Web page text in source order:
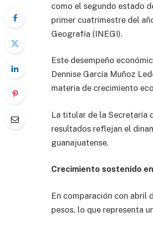
como el segundo estado
primer cuatrimestre del
Geografía (INEGI).
Este desempeño
Dennise García Muñoz
materia de crecimiento
La titular de la Secretaría
resultados reflejan el
guanajuatense.
Crecimiento sostenido
En comparación con abril
pesos, lo que representa